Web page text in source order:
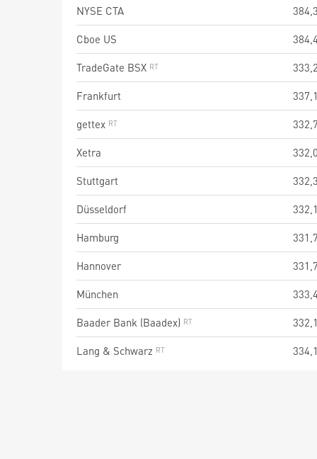
NYSE CTA
Cboe US
TradeGate BSX
Frankfurt
gettex
Xetra
Stuttgart
Düsseldorf
Hamburg
Hannover
München
Baader Bank (Baadex)
Lang & Schwarz